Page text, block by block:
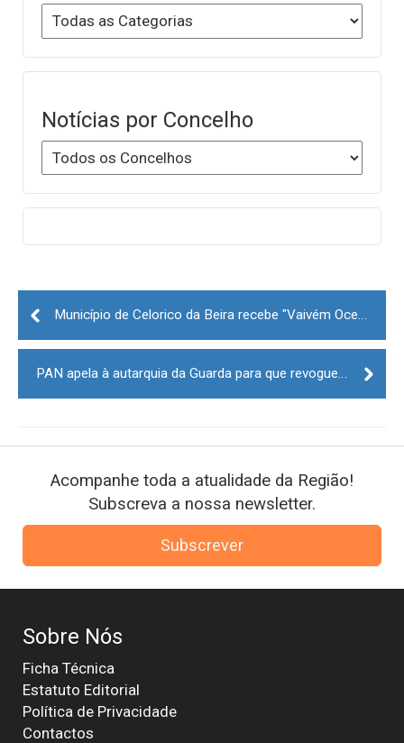
Notícias por Concelho
Post
navigation
Município de Celorico da Beira recebe "Vaivém Oceanário"
PAN apela à autarquia da Guarda para que revogue decisão de abate de árvores
Acompanhe toda a atualidade da Região!
Subscreva a nossa newsletter.
Subscrever
Sobre Nós
Ficha Técnica
Estatuto Editorial
Política de Privacidade
Contactos